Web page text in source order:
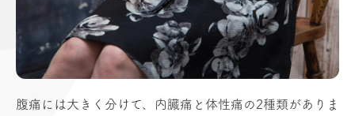
腹痛には大きく分けて、内臓痛と体性痛の2種類がありま